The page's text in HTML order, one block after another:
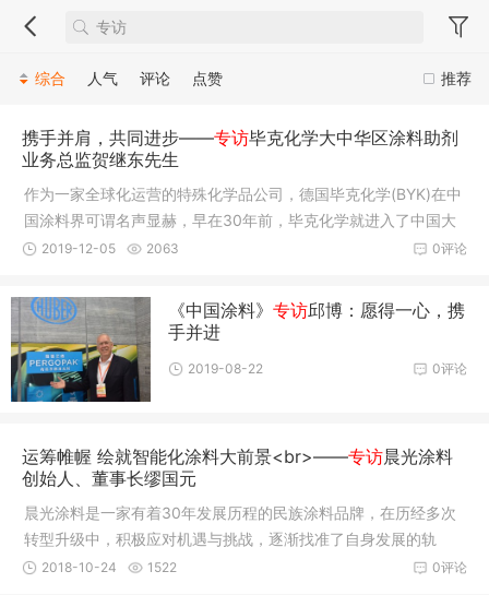
推荐
综合 人气 评论 点赞
携手并肩，共同进步——专访毕克化学大中华区涂料助剂
业务总监贺继东先生
作为一家全球化运营的特殊化学品公司，德国毕克化学(BYK)在中
国涂料界可谓名声显赫，早在30年前，毕克化学就进入了中国大
陆市场，积极参与中国涂料工业的相关活动，是中国涂料行业发
0评论
2019-12-05 2063
《中国涂料》专访邱博：愿得一心，携
手并进
0评论
2019-08-22
运筹帷幄 绘就智能化涂料大前景<br>——专访晨光涂料
创始人、董事长缪国元
晨光涂料是一家有着30年发展历程的民族涂料品牌，在历经多次
转型升级中，积极应对机遇与挑战，逐渐找准了自身发展的轨
迹，走出了一条具有晨光特色的科技型发展道路。
0评论
2018-10-24 1522